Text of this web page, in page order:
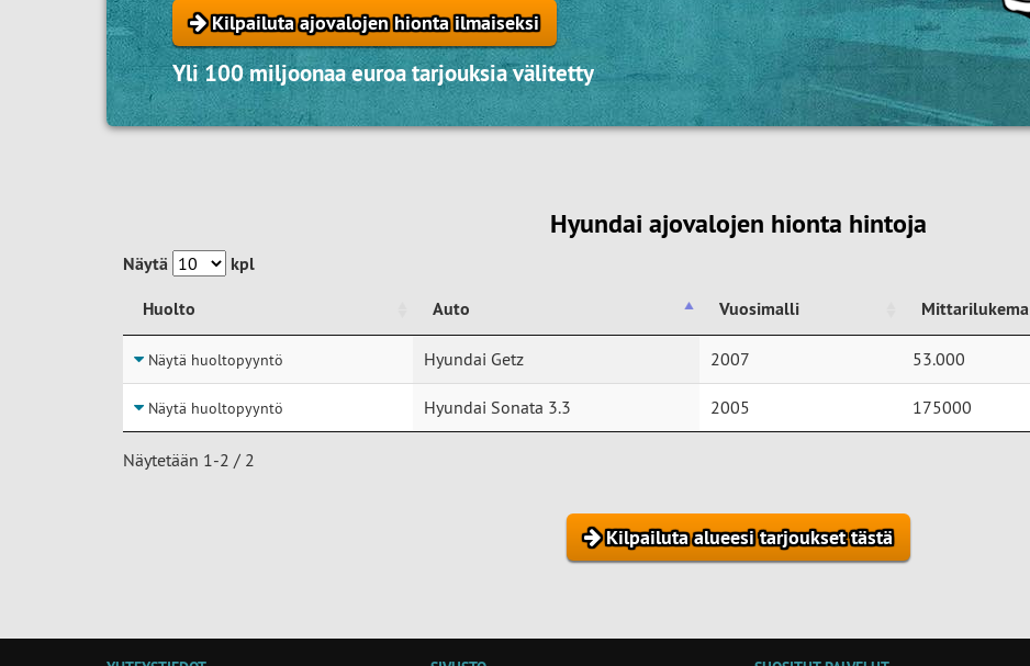
Kilpailuta ajovalojen hionta ilmaiseksi
Yli 100 miljoonaa euroa tarjouksia välitetty
Hyundai ajovalojen hionta hintoja
Näytä
kpl
Huolto
Auto Vuosimalli Mittarilukema
Huolto
Auto Vuosimalli Mittarilukema
Näytä huoltopyyntö Hyundai Getz 2007 53.000
Näytä huoltopyyntö Hyundai Sonata 3.3 2005 175000
Näytetään 1-2 / 2
Kilpailuta alueesi tarjoukset tästä